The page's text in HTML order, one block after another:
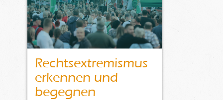
Rechtsextremismus
erkennen und
begegnen